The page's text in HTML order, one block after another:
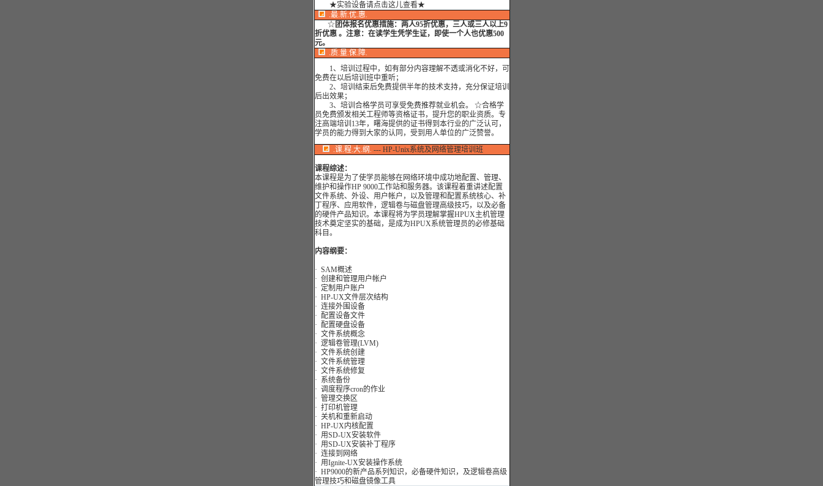
★实验设备请点击这儿查看★
.最.新.优.惠.
☆ 团体报名优惠措施： 两人95折优惠，三人或三人以上9
折优惠 。注意：在读学生凭学生证，即使一个人也优惠500
元。
.质.量.保.障.
1、培训过程中，如有部分内容理解不透或消化不好，可
免费在以后培训班中重听；
2、培训结束后免费提供半年的技术支持，充分保证培训
后出效果；
3、培训合格学员可享受免费推荐就业机会。 ☆合格学
员免费颁发相关工程师等资格证书，提升您的职业资质。专
注高端培训13年，曙海提供的证书得到本行业的广泛认可，
学员的能力得到大家的认同，受到用人单位的广泛赞誉。
.课.程.大.纲. --- HP-Unix系统及网络管理培训班
课程综述：
本课程是为了使学员能够在网络环境中成功地配置、管理、
维护和操作HP 9000工作站和服务器。该课程着重讲述配置
文件系统、外设、用户帐户，以及管理和配置系统核心、补
丁程序、应用软件，逻辑卷与磁盘管理高级技巧，以及必备
的硬件产品知识。本课程将为学员理解掌握HPUX主机管理
技术奠定坚实的基础，是成为HPUX系统管理员的必修基础
科目。
内容纲要：
· SAM概述
· 创建和管理用户帐户
· 定制用户账户
· HP-UX文件层次结构
· 连接外围设备
· 配置设备文件
· 配置硬盘设备
· 文件系统概念
· 逻辑卷管理(LVM)
· 文件系统创建
· 文件系统管理
· 文件系统修复
· 系统备份
· 调度程序cron的作业
· 管理交换区
· 打印机管理
· 关机和重新启动
· HP-UX内核配置
· 用SD-UX安装软件
· 用SD-UX安装补丁程序
· 连接到网络
· 用Ignite-UX安装操作系统
· HP9000的新产品系列知识，必备硬件知识，及逻辑卷高级
管理技巧和磁盘镜像工具